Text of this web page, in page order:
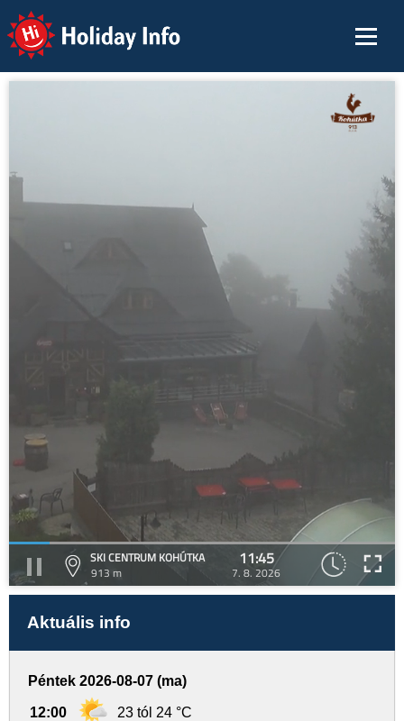
Holiday Info
SKI CENTRUM KOHÚTKA
913 m
11:45
7. 8. 2026
Aktuális info
Péntek 2026-08-07 (ma)
12:00 23 tól 24 °C